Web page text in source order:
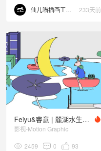
仙儿喵插画工作室 233天前
Feiyu&睿意 | 麓湖水生态动画
影视-Motion Graphic
2459 0 93